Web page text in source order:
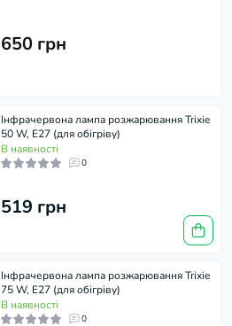
650 грн
Інфрачервона лампа розжарювання Trixie
50 W, E27 (для обігріву)
В наявності
0
519 грн
Інфрачервона лампа розжарювання Trixie
75 W, E27 (для обігріву)
В наявності
0